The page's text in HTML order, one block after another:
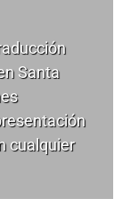
Santa
cualquier